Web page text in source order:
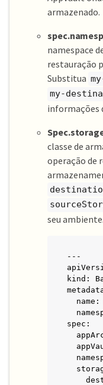
armazenado.
namespace
restauração
Substitua
my-
informações
classe de
operação de
seu ambiente.
---
kind:
name:
spec: